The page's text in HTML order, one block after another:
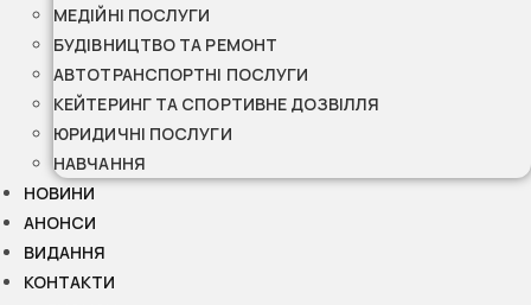
МЕДІЙНІ ПОСЛУГИ
БУДІВНИЦТВО ТА РЕМОНТ
АВТОТРАНСПОРТНІ ПОСЛУГИ
КЕЙТЕРИНГ ТА СПОРТИВНЕ ДОЗВІЛЛЯ
ЮРИДИЧНІ ПОСЛУГИ
НАВЧАННЯ
НОВИНИ
АНОНСИ
ВИДАННЯ
КОНТАКТИ